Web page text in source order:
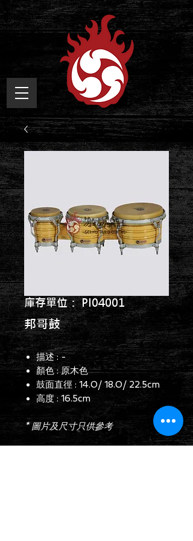
庫存單位： PI04001
邦哥鼓
描述 : -
顏色 : 原木色
鼓面直徑 : 14.0/ 18.0/ 22.5cm
高度 : 16.5cm
* 圖片及尺寸只供參考